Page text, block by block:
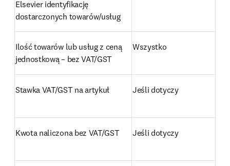
Elsevier identyfikację
dostarczonych towarów/usług
Ilość towarów lub usług z ceną
jednostkową – bez VAT/GST
Wszystko
Stawka VAT/GST na artykuł Jeśli dotyczy
Kwota naliczona bez VAT/GST Jeśli dotyczy